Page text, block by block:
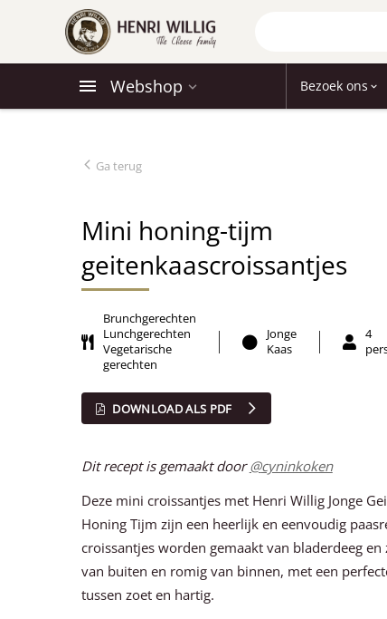
Webshop Bezoek ons
Ga terug
Mini honing-tijm
geitenkaascroissantjes
Brunchgerechten
Lunchgerechten
Vegetarische
gerechten
Jonge
Kaas
4
DOWNLOAD ALS PDF
Dit recept is gemaakt door@cyninkoken
Deze mini croissantjes met Henri Willig Jonge
Honing Tijm zijn een heerlijk en eenvoudig
croissantjes worden gemaakt van bladerdeeg
van buiten en romig van binnen, met een
tussen zoet en hartig.